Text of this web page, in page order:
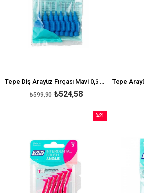
Tepe Diş Arayüz Fırçası Mavi 0,6 mm
₺524,58
₺599,90
%21